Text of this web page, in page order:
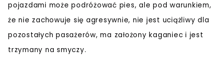
pojazdami może podróżować pies, ale pod warunkiem,
że nie zachowuje się agresywnie, nie jest uciążliwy dla
pozostałych pasażerów, ma założony kaganiec i jest
trzymany na smyczy.